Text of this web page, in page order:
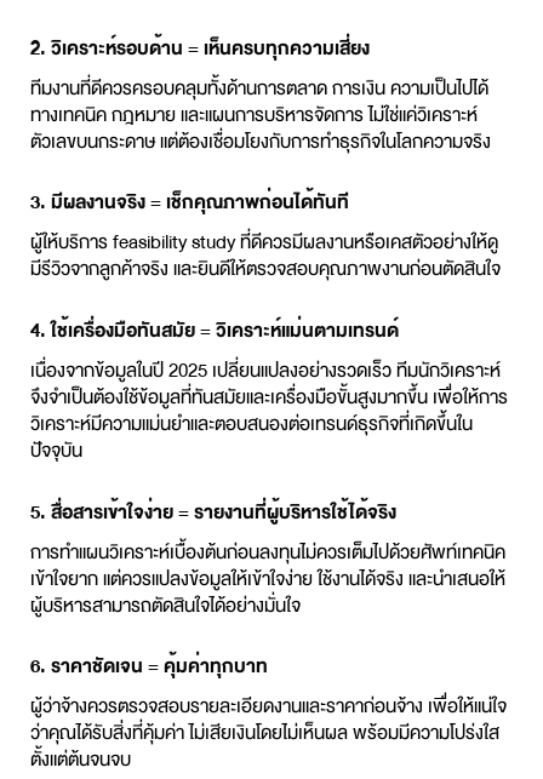
2. วิเคราะห์รอบด้าน = เห็นครบทุกความเสี่ยง
ทีมงานที่ดีควรครอบคลุมทั้งด้านการตลาด การเงิน ความเป็นไปได้
ทางเทคนิค กฎหมาย และแผนการบริหารจัดการ ไม่ใช่แค่วิเคราะห์
ตัวเลขบนกระดาษ แต่ต้องเชื่อมโยงกับการทำธุรกิจในโลกความจริง
3. มีผลงานจริง = เช็กคุณภาพก่อนได้ทันที
ผู้ให้บริการfeasibility studyที่ดีควรมีผลงานหรือเคสตัวอย่างให้ดู
มีรีวิวจากลูกค้าจริง และยินดีให้ตรวจสอบคุณภาพงานก่อนตัดสินใจ
4. ใช้เครื่องมือทันสมัย = วิเคราะห์แม่นตามเทรนด์
เนื่องจากข้อมูลในปี 2025 เปลี่ยนแปลงอย่างรวดเร็ว ทีมนักวิเคราะห์
จึงจำเป็นต้องใช้ข้อมูลที่ทันสมัยและเครื่องมือขั้นสูงมากขึ้น เพื่อให้การ
วิเคราะห์มีความแม่นยำและตอบสนองต่อเทรนด์ธุรกิจที่เกิดขึ้นใน
ปัจจุบัน
5. สื่อสารเข้าใจง่าย = รายงานที่ผู้บริหารใช้ได้จริง
การทำแผนวิเคราะห์เบื้องต้นก่อนลงทุนไม่ควรเต็มไปด้วยศัพท์เทคนิค
เข้าใจยาก แต่ควรแปลงข้อมูลให้เข้าใจง่าย ใช้งานได้จริง และนำเสนอให้
ผู้บริหารสามารถตัดสินใจได้อย่างมั่นใจ
6. ราคาชัดเจน = คุ้มค่าทุกบาท
ผู้ว่าจ้างควรตรวจสอบรายละเอียดงานและราคาก่อนจ้าง เพื่อให้แน่ใจ
ว่าคุณได้รับสิ่งที่คุ้มค่า ไม่เสียเงินโดยไม่เห็นผล พร้อมมีความโปร่งใส
ตั้งแต่ต้นจนจบ